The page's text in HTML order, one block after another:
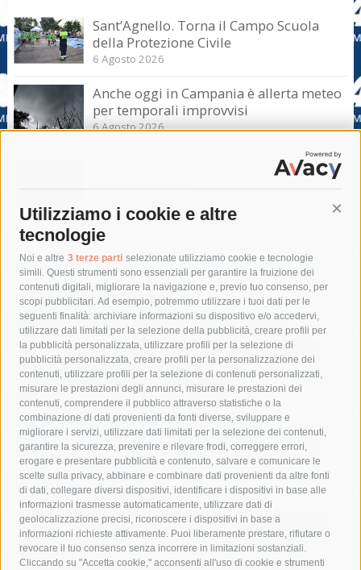
Utilizziamo i cookie e altre
tecnologie
Noi e altre 3 terze parti selezionate utilizziamo cookie e tecnologie
simili. Questi strumenti sono essenziali per garantire la fruizione dei
contenuti digitali, migliorare la navigazione e, previo tuo consenso, per
scopi pubblicitari. Ad esempio, potremmo utilizzare i tuoi dati per le
seguenti finalità: archiviare informazioni su dispositivo e/o accedervi,
utilizzare dati limitati per la selezione della pubblicità, creare profili per
la pubblicità personalizzata, utilizzare profili per la selezione di
pubblicità personalizzata, creare profili per la personalizzazione dei
contenuti, utilizzare profili per la selezione di contenuti personalizzati,
misurare le prestazioni degli annunci, misurare le prestazioni dei
contenuti, comprendere il pubblico attraverso statistiche o la
combinazione di dati provenienti da fonti diverse, sviluppare e
migliorare i servizi, utilizzare dati limitati per la selezione dei contenuti,
garantire la sicurezza, prevenire e rilevare frodi, correggere errori,
erogare e presentare pubblicità e contenuto, salvare e comunicare le
scelte sulla privacy, abbinare e combinare dati provenienti da altre fonti
di dati, collegare diversi dispositivi, identificare i dispositivi in base alle
informazioni trasmesse automaticamente, utilizzare dati di
geolocalizzazione precisi, riconoscere i dispositivi in base a
informazioni richieste attivamente. Puoi liberamente prestare, rifiutare o
revocare il tuo consenso senza incorrere in limitazioni sostanziali.
Cliccando su "Accetta cookie," acconsenti all'uso di cookie e strumenti
Sant’Agnello. Torna il Campo Scuola
della Protezione Civile
6 Agosto 2026
Anche oggi in Campania è allerta meteo
per temporali improvvisi
6 Agosto 2026
Domani e sabato interrotta la linea Eav
Napoli-Sorrento
Tag
acqua allerta meteo
anas
area marina protetta di punta campanella
arresto
Asl Napoli 3 sud
capitaneria di porto capri
carabinieri
castellammare di stabia
circumvesuviana
comune di sorrento
concerto
contagi
costiera amalfitana
covid-19 eav
elezioni
fondazione sorrento
gori guardia costiera
incidente
lavori
lorenzo balducelli mare
massa lubrense
massimo coppola
Meta napoli
ordinanza
penisola sorrentina
piano di sorrento
polizia municipale
protezione civile
Regione Campania
sant'agnello